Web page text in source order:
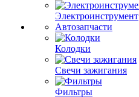
Электроинструмент
Автозапчасти
Колодки
Свечи зажигания
Фильтры